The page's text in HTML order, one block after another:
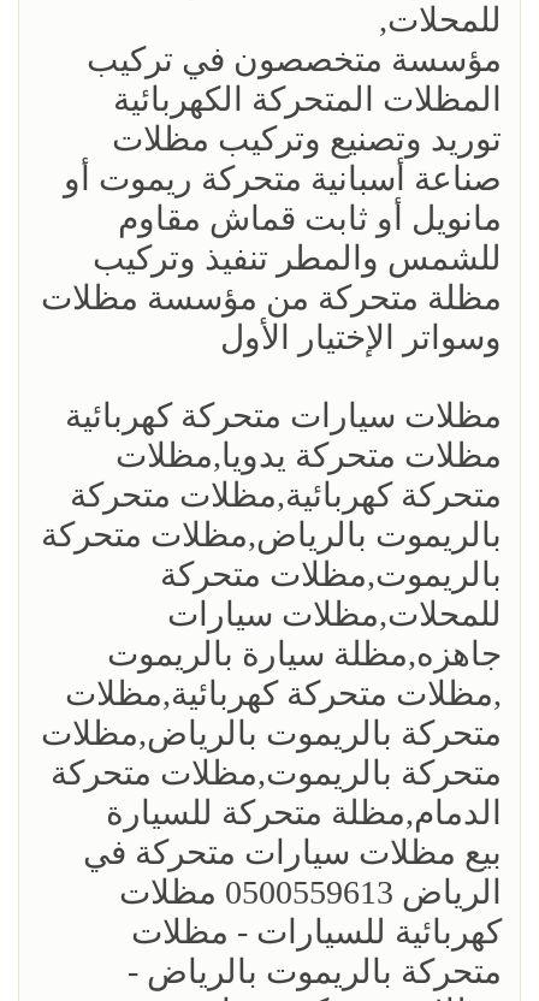
للمحلات,
مؤسسة متخصصون في تركيب
المظلات المتحركة الكهربائية
توريد وتصنيع وتركيب مظلات
صناعة أسبانية متحركة ريموت أو
مانويل أو ثابت قماش مقاوم
للشمس والمطر تنفيذ وتركيب
مظلة متحركة من مؤسسة مظلات
وسواتر الإختيار الأول
مظلات سيارات متحركة كهربائية
مظلات متحركة يدويا,مظلات
متحركة كهربائية,مظلات متحركة
بالريموت بالرياض,مظلات متحركة
بالريموت,مظلات متحركة
للمحلات,مظلات سيارات
جاهزه,مظلة سيارة بالريموت
,مظلات متحركة كهربائية,مظلات
متحركة بالريموت بالرياض,مظلات
متحركة بالريموت,مظلات متحركة
الدمام,مظلة متحركة للسيارة
بيع مظلات سيارات متحركة في
الرياض 0500559613 مظلات
كهربائية للسيارات - مظلات
متحركة بالريموت بالرياض -